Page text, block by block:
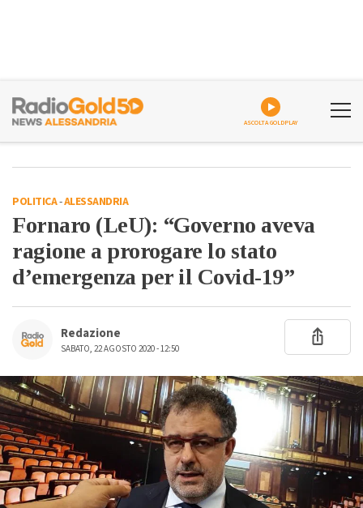
ASCOLTA GOLDPLAY
POLITICA-ALESSANDRIA
Fornaro (LeU): “Governo aveva
ragione a prorogare lo stato
d’emergenza per il Covid-19”
Redazione
SABATO, 22 AGOSTO 2020 - 12:50